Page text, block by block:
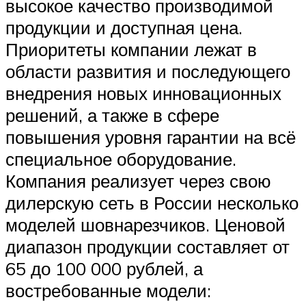
высокое качество производимой
продукции и доступная цена.
Приоритеты компании лежат в
области развития и последующего
внедрения новых инновационных
решений, а также в сфере
повышения уровня гарантии на всё
специальное оборудование.
Компания реализует через свою
дилерскую сеть в России несколько
моделей шовнарезчиков. Ценовой
диапазон продукции составляет от
65 до 100 000 рублей, а
востребованные модели: